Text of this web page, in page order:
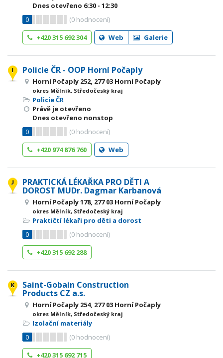
Dnes otevřeno 6:30 - 12:30
0
(0 hodnocení)
+420 315 692 304
Web Galerie
Policie ČR - OOP Horní Počaply
Horní Počaply 252, 277 03 Horní Počaply
okres Mělník, Středočeský kraj
Policie ČR
Právě je otevřeno
Dnes otevřeno nonstop
0
(0 hodnocení)
+420 974 876 760
Web
PRAKTICKÁ LÉKAŘKA PRO DĚTI A
DOROST MUDr. Dagmar Karbanová
Horní Počaply 178, 277 03 Horní Počaply
okres Mělník, Středočeský kraj
Praktičtí lékaři pro děti a dorost
0
(0 hodnocení)
+420 315 692 288
Saint-Gobain Construction
Products CZ a.s.
Horní Počaply 254, 277 03 Horní Počaply
okres Mělník, Středočeský kraj
Izolační materiály
0
(0 hodnocení)
+420 315 692 715